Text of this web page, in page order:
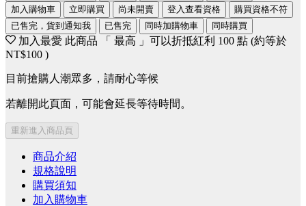
加入購物車
立即購買 尚未開賣 登入查看資格
購買資格不符
已售完，貨到通知我
已售完 同時加購物車 同時購買
加入最愛 此商品 「 最高 」可以折抵紅利 100 點 (約等於
NT$100 )
目前搶購人潮眾多，請耐心等候
若離開此頁面，可能會延長等待時間。
重新進入商品頁
商品介紹
規格說明
購買須知
加入購物車